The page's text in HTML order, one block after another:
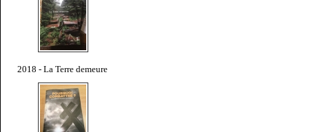
2018 - La Terre demeure